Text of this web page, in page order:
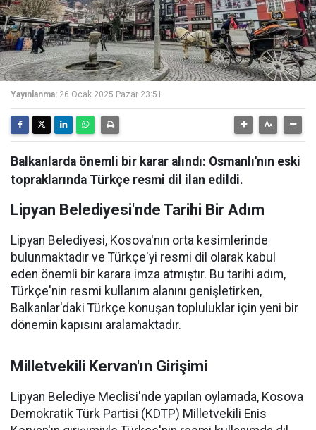
Yayınlanma: 26 Ocak 2025 Pazar 23:51
Balkanlarda önemli bir karar alındı: Osmanlı'nın eski
topraklarında Türkçe resmi dil ilan edildi.
Lipyan Belediyesi'nde Tarihi Bir Adım
Lipyan Belediyesi, Kosova'nın orta kesimlerinde
bulunmaktadır ve Türkçe'yi resmi dil olarak kabul
eden önemli bir karara imza atmıştır. Bu tarihi adım,
Türkçe'nin resmi kullanım alanını genişletirken,
Balkanlar'daki Türkçe konuşan topluluklar için yeni bir
dönemin kapısını aralamaktadır.
Milletvekili Kervan'ın Girişimi
Lipyan Belediye Meclisi'nde yapılan oylamada, Kosova
Demokratik Türk Partisi (KDTP) Milletvekili Enis